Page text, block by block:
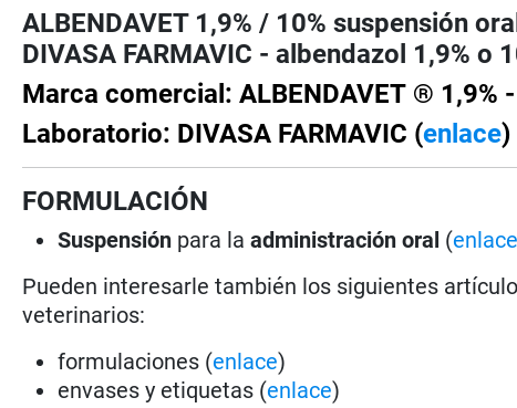
ALBENDAVET 1,9% / 10% suspensión
DIVASA FARMAVIC - albendazol 1,9% o
Marca comercial: ALBENDAVET ® 1,9%
Laboratorio: DIVASA FARMAVIC (enlace)
FORMULACIÓN
Suspensión para laadministración oral (
Pueden interesarle también los siguientes
veterinarios:
formulaciones (enlace)
envases y etiquetas (enlace)